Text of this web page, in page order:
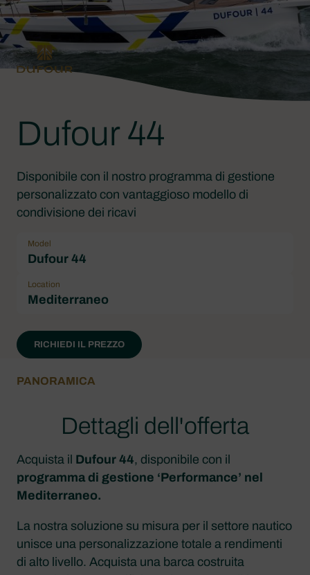
Dufour 44
Disponibile con il nostro programma di gestione
personalizzato con vantaggioso modello di
condivisione dei ricavi
Model
Dufour 44
Location
Mediterraneo
RICHIEDI IL PREZZO
PANORAMICA
Dettagli dell'offerta
Acquista il Dufour 44, disponibile con il
programma di gestione ‘Performance’ nel
Mediterraneo.
La nostra soluzione su misura per il settore nautico
unisce una personalizzazione totale a rendimenti
di alto livello. Acquista una barca costruita